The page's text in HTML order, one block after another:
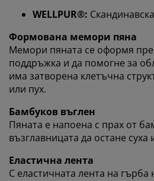
WELLPUR®:
Формована мемори пяна
Мемори пяната се оформя
поддръжка и да помогне за
има затворена клетъчна
или пух.
Бамбуков въглен
Пяната е напоена с прах от
възглавницата да остане
Еластична лента
С еластичната лента на